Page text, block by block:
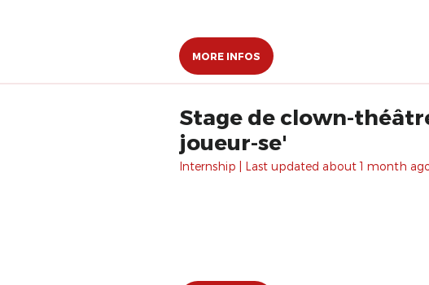
MORE INFOS
Stage de clown-
joueur-se'
Internship | Last updated about 1 month